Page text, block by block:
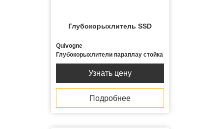
Глубокорыхлитель SSD
Quivogne
Глубокорыхлители параплау стойка
Узнать цену
Подробнее